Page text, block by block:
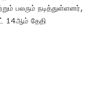
பலரும் நடித்துள்ளனர்,
14ஆம் தேதி